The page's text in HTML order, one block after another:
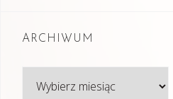
ARCHIWUM